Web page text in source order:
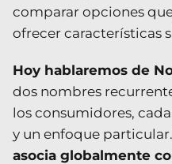
comparar opciones
ofrecer características
Hoy hablaremos de
dos nombres
los consumidores,
y un enfoque particular.
asocia globalmente